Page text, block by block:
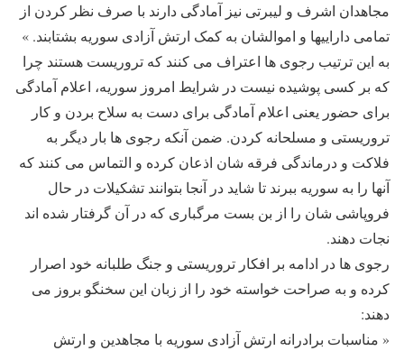
مجاهدان اشرف و لیبرتی نیز آمادگی دارند با صرف نظر کردن از
تمامی داراییها و اموالشان به کمک ارتش آزادی سوریه بشتابند. »
به این ترتیب رجوی ها اعتراف می کنند که تروریست هستند چرا
که بر کسی پوشیده نیست در شرایط امروز سوریه، اعلام آمادگی
برای حضور یعنی اعلام آمادگی برای دست به سلاح بردن و کار
تروریستی و مسلحانه کردن. ضمن آنکه رجوی ها بار دیگر به
فلاکت و درماندگی فرقه شان اذعان کرده و التماس می کنند که
آنها را به سوریه ببرند تا شاید در آنجا بتوانند تشکیلات در حال
فروپاشی شان را از بن بست مرگباری که در آن گرفتار شده اند
نجات دهند.
رجوی ها در ادامه بر افکار تروریستی و جنگ طلبانه خود اصرار
کرده و به صراحت خواسته خود را از زبان این سخنگو بروز می
دهند:
« مناسبات برادرانه ارتش آزادی سوریه با مجاهدین و ارتش